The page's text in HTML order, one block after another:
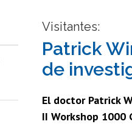
Visitantes:
Patrick
de
El doctor Patrick
II Workshop 1000